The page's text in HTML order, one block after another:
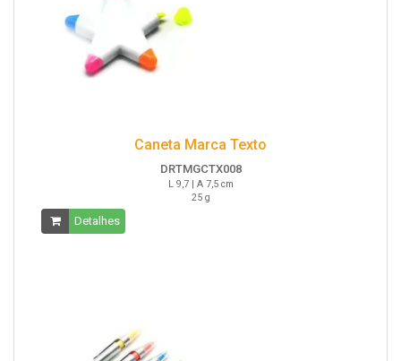
Caneta Marca Texto
DRTMGCTX008
L 9,7 | A 7,5 cm
25 g
Detalhes